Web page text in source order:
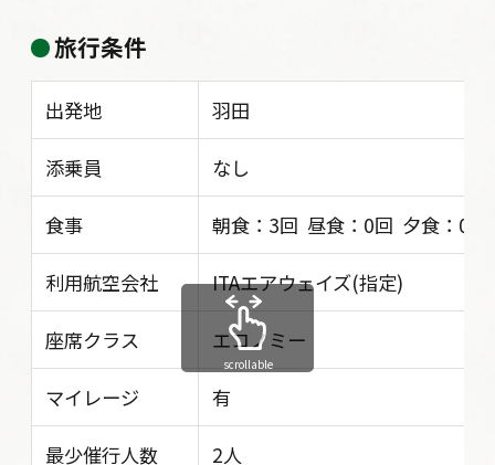
旅行条件
出発地 羽田
添乗員 なし
食事 朝食：3回 昼食：0回 夕食：0回
利用航空会社 ITAエアウェイズ(指定)
座席クラス エコノミー
マイレージ 有
最少催行人数 2人
scrollable